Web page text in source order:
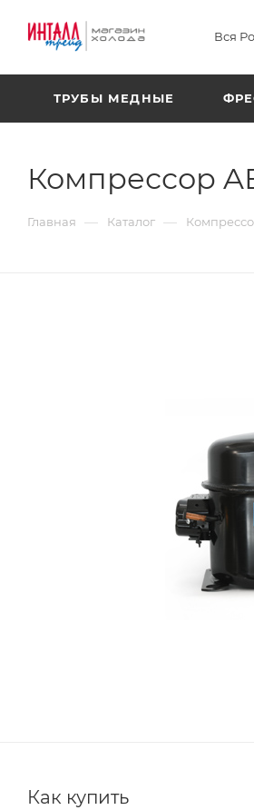
Вся
ТРУБЫ МЕДНЫЕ
Компрессор
Главная — Каталог —
Как купить